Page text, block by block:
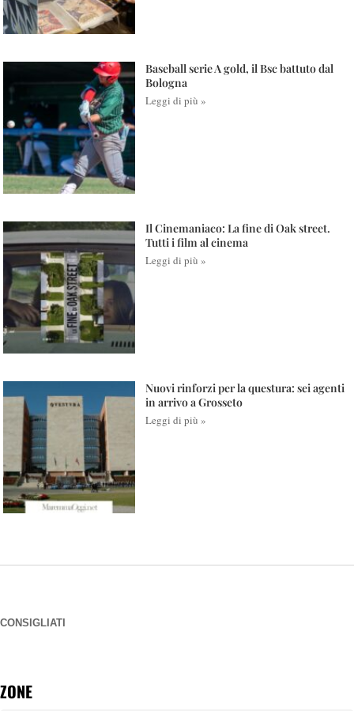
Baseball serie A gold, il Bsc battuto dal
Bologna
Leggi di più »
Il Cinemaniaco: La fine di Oak street.
Tutti i film al cinema
Leggi di più »
Nuovi rinforzi per la questura: sei agenti
in arrivo a Grosseto
Leggi di più »
CONSIGLIATI
ZONE